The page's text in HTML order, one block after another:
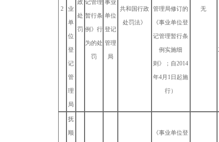
2
业
单
位
登
记
管
理
局
政
处
罚
记管理
暂行条
例》行
为的处
罚
事业
单位
登记
管理
局
共和国行政
处罚法》
管理局修订的
《事业单位登
记管理暂行条
例实施细
则》；自2014
年4月1日起施
行）
无
抚
顺
《事业单位登